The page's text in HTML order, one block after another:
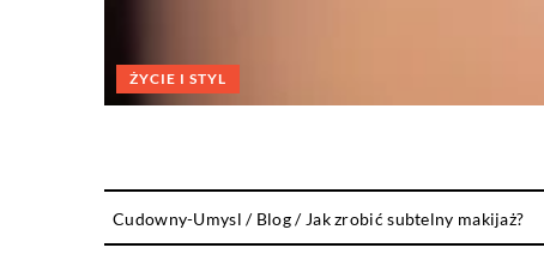
ŻYCIE I STYL
Cudowny-Umysl / Blog/Jak zrobić subtelny makijaż?